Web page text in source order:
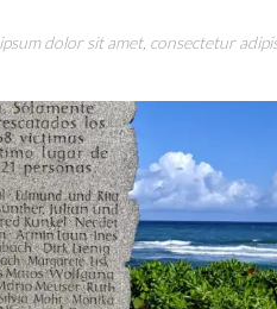
dolor sit amet, consectetur